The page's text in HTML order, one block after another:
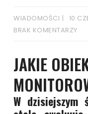
WIADOMOŚCI
10
BRAK KOMENTARZY
JAKIE
W dzisiejszym